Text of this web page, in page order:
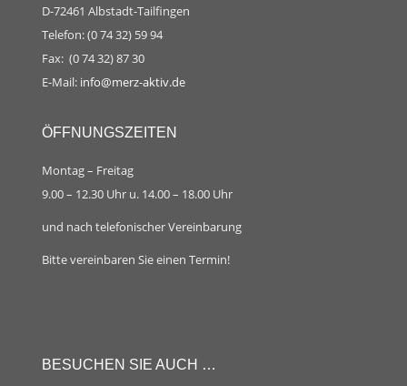
D-72461 Albstadt-Tailfingen
Telefon: (0 74 32) 59 94
Fax: (0 74 32) 87 30
E-Mail: info@merz-aktiv.de
ÖFFNUNGSZEITEN
Montag – Freitag
9.00 – 12.30 Uhr u. 14.00 – 18.00 Uhr
und nach telefonischer Vereinbarung
Bitte vereinbaren Sie einen Termin!
BESUCHEN SIE AUCH …